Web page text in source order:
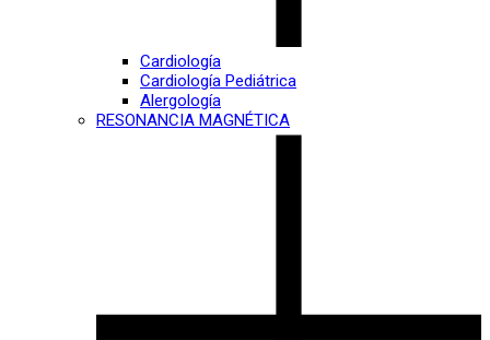
Cardiología
Cardiología Pediátrica
Alergología
RESONANCIA MAGNÉTICA